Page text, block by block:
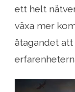
ett helt
växa mer
åtagandet att